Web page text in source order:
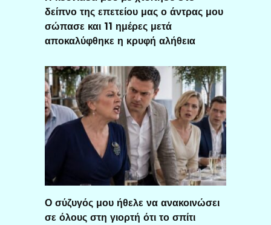
δείπνο της επετείου μας ο άντρας μου
σώπασε και 11 ημέρες μετά
αποκαλύφθηκε η κρυφή αλήθεια
Ο σύζυγός μου ήθελε να ανακοινώσει
σε όλους στη γιορτή ότι το σπίτι